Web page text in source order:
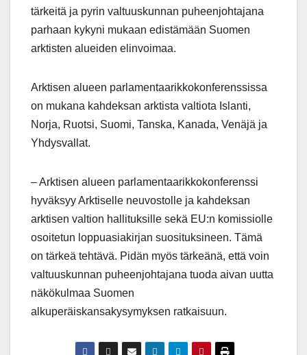
tärkeitä ja pyrin valtuuskunnan puheenjohtajana
parhaan kykyni mukaan edistämään Suomen
arktisten alueiden elinvoimaa.
Arktisen alueen parlamentaarikkokonferenssissa
on mukana kahdeksan arktista valtiota Islanti,
Norja, Ruotsi, Suomi, Tanska, Kanada, Venäjä ja
Yhdysvallat.
– Arktisen alueen parlamentaarikkokonferenssi
hyväksyy Arktiselle neuvostolle ja kahdeksan
arktisen valtion hallituksille sekä EU:n komissiolle
osoitetun loppuasiakirjan suosituksineen. Tämä
on tärkeä tehtävä. Pidän myös tärkeänä, että voin
valtuuskunnan puheenjohtajana tuoda aivan uutta
näkökulmaa Suomen
alkuperäiskansakysymyksen ratkaisuun.